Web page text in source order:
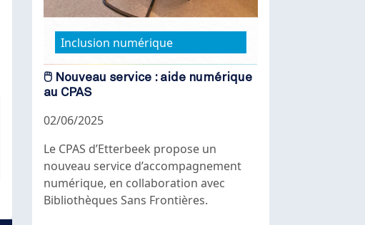
Inclusion numérique
🖱️ Nouveau service : aide numérique
au CPAS
02/06/2025
Le CPAS d’Etterbeek propose un
nouveau service d’accompagnement
numérique, en collaboration avec
Bibliothèques Sans Frontières.